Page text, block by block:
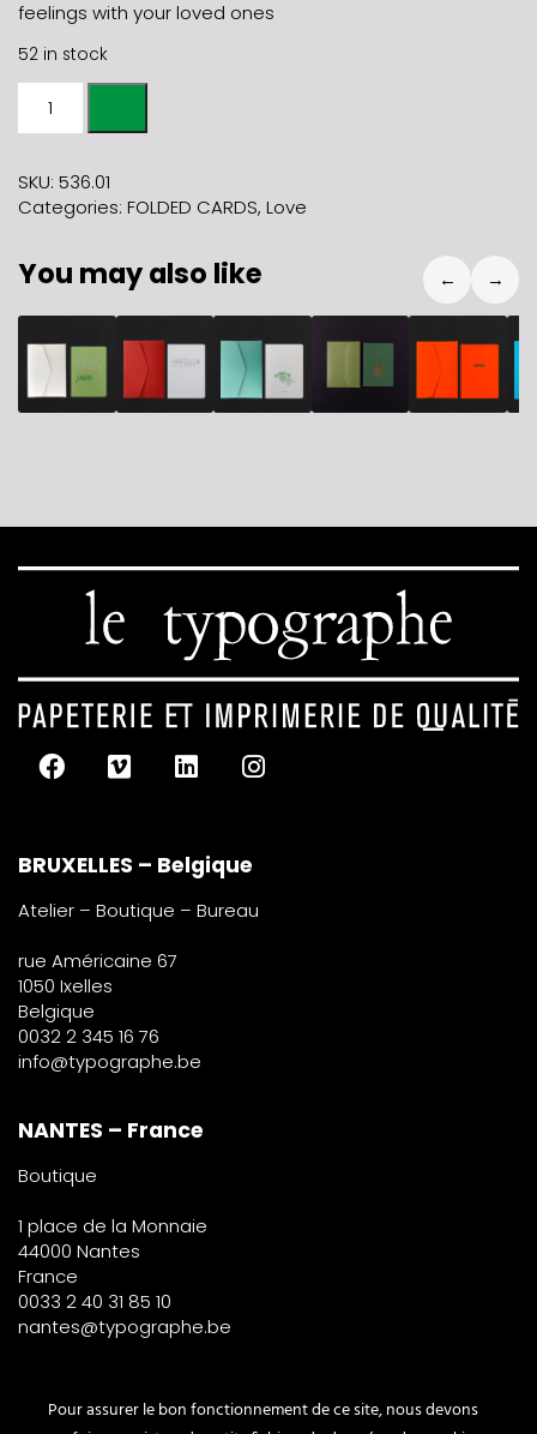
feelings with your loved ones
52 in stock
Card
COUP
DE
+
envelope
quantity
SKU: 536.01
Categories: FOLDED CARDS, Love
You may also like
5,90 5,90€ 5,90€ 5,90€ 5,90€
← →
BRUXELLES – Belgique
Atelier – Boutique – Bureau
rue Américaine 67
1050 Ixelles
Belgique
0032 2 345 16 76
info@typographe.be
NANTES – France
Boutique
1 place de la Monnaie
44000 Nantes
France
0033 2 40 31 85 10
nantes@typographe.be
PARIS – France
Pour assurer le bon fonctionnement de ce site, nous devons